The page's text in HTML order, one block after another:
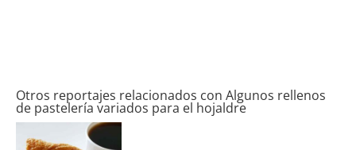
Otros reportajes relacionados con Algunos rellenos
de pastelería variados para el hojaldre